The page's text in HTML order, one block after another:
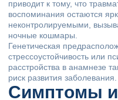
приводит к тому, что
воспоминания остаются
неконтролируемыми,
ночные кошмары.
Генетическая
стрессоустойчивость или
расстройства в анамнезе
риск развития заболевания.
Симптомы и